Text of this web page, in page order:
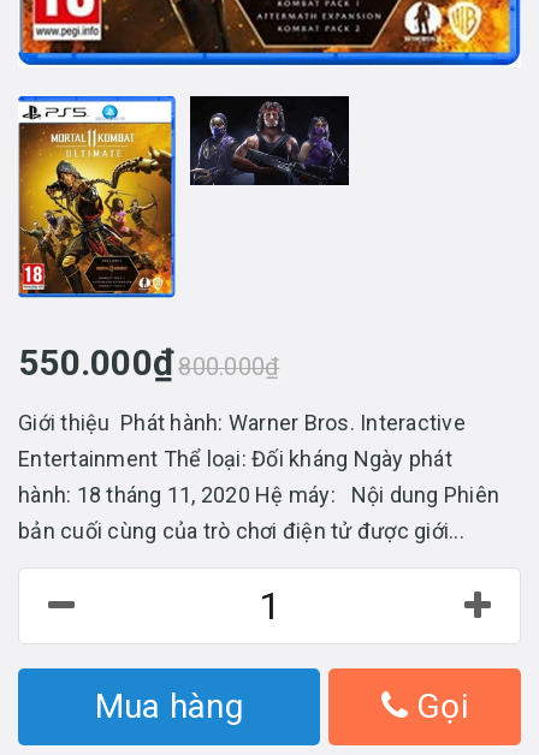
550.000₫800.000₫
Giới thiệu Phát hành: Warner Bros. Interactive
Entertainment Thể loại: Đối kháng Ngày phát
hành: 18 tháng 11, 2020 Hệ máy: Nội dung Phiên
bản cuối cùng của trò chơi điện tử được giới...
Mua hàng Gọi